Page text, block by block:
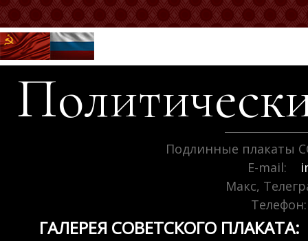
Подлинные плакаты
E-mail:
Макс,
Телефон:
ГАЛЕРЕЯ СОВЕТСКОГО ПЛАКАТА: